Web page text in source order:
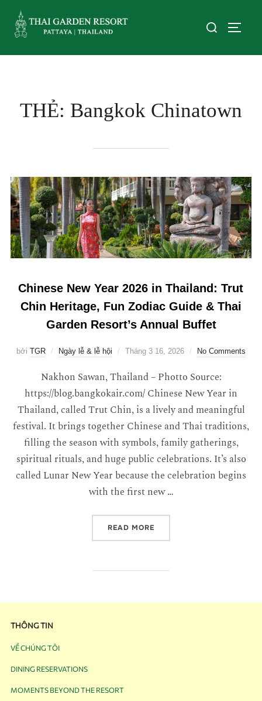
THẺ: Bangkok Chinatown
Chinese New Year 2026 in Thailand: Trut
Chin Heritage, Fun Zodiac Guide & Thai
Garden Resort’s Annual Buffet
bởi TGR Ngày lễ & lễ hội Tháng 3 16, 2026 No Comments
Nakhon Sawan, Thailand – Photto Source:
https://blog.bangkokair.com/ Chinese New Year in
Thailand, called Trut Chin, is a lively and meaningful
festival. It brings together Chinese and Thai traditions,
filling the season with symbols, family gatherings,
spiritual rituals, and huge public celebrations. It’s also
called Lunar New Year because the celebration begins
with the first new …
READ MORE
THÔNG TIN
VỀ CHÚNG TÔI
DINING RESERVATIONS
MOMENTS BEYOND THE RESORT